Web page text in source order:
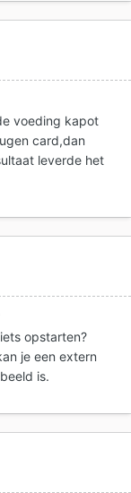
voeding kapot
card,dan
leverde het
opstarten?
je een extern
is.